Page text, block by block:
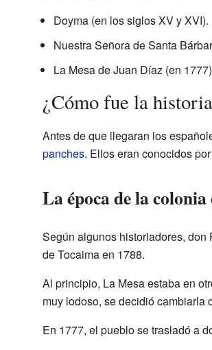
Doyma (en los siglos XV y XVI).
Nuestra Señora de Santa
La Mesa de Juan Díaz (en
¿Cómo fue la
Antes de que llegaran los
panches. Ellos eran conocidos
La época de la colonia
Según algunos historiadores, don
de Tocaima en 1788.
Al principio, La Mesa estaba en
muy lodoso, se decidió cambiarla
En 1777, el pueblo se trasladó a